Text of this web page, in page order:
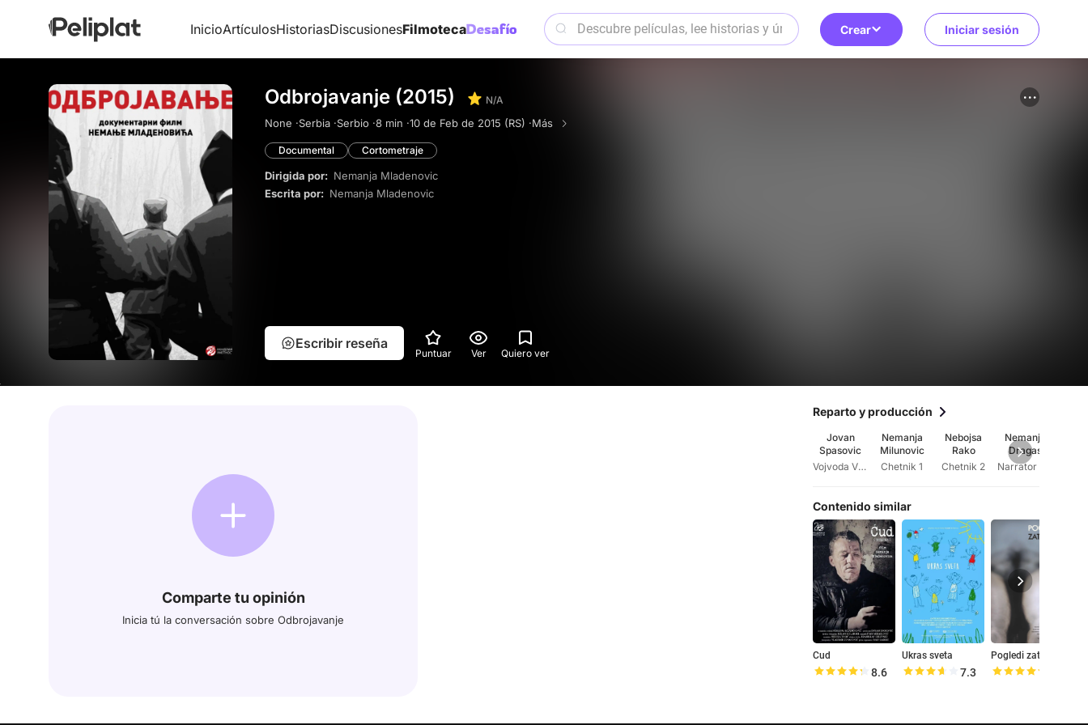
InicioArtículosHistoriasDiscusionesFilmoteca Crear Iniciar sesión
Odbrojavanje (2015) N/A
None ·Serbia ·Serbio ·8 min ·10 de Feb de 2015 (RS) ·Más
Documental Cortometraje
Dirigida por: Nemanja Mladenovic
Escrita por: Nemanja Mladenovic
Escribir reseña
Puntuar Ver Quiero ver
Comparte tu opinión
Inicia tú la conversación sobre Odbrojavanje
Reparto y producción
Jovan
Spasovic
Vojvoda Vuk
Nemanja
Milunovic
Chetnik 1
Nebojsa
Rako
Chetnik 2
Nemanja
Dragas
Contenido similar
Cud
8.6
Ukras sveta
7.3